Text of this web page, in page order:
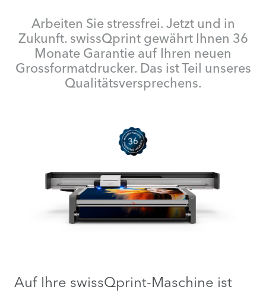
Arbeiten Sie stressfrei. Jetzt und in
Zukunft. swissQprint gewährt Ihnen 36
Monate Garantie auf Ihren neuen
Grossformatdrucker. Das ist Teil unseres
Qualitätsversprechens.
Auf Ihre swissQprint-Maschine ist